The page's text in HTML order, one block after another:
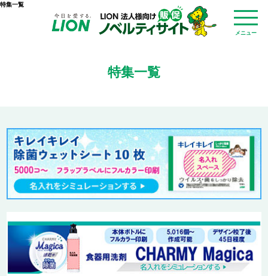
特集一覧
メニュー
特集一覧